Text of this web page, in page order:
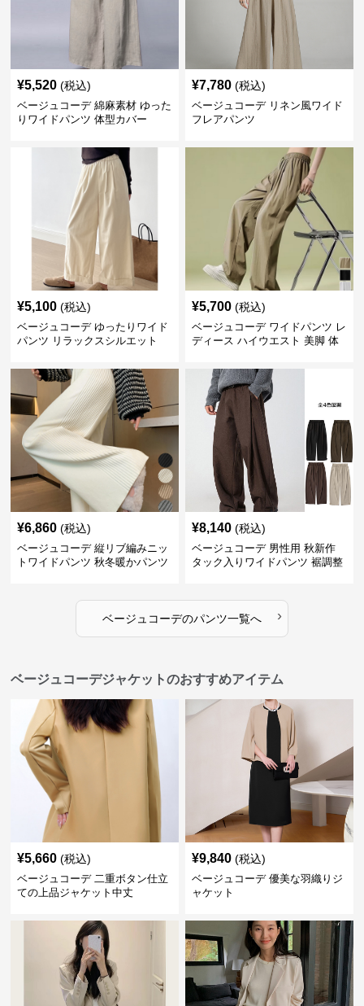
¥5,520 (税込)
ベージュコーデ 綿麻素材 ゆった
りワイドパンツ 体型カバー
¥7,780 (税込)
ベージュコーデ リネン風ワイド
フレアパンツ
¥5,100 (税込)
ベージュコーデ ゆったりワイド
パンツ リラックスシルエット
¥5,700 (税込)
ベージュコーデ ワイドパンツ レ
ディース ハイウエスト 美脚 体
¥6,860 (税込)
ベージュコーデ 縦リブ編みニッ
トワイドパンツ 秋冬暖かパンツ
¥8,140 (税込)
ベージュコーデ 男性用 秋新作
タック入りワイドパンツ 裾調整
ベージュコーデのパンツ一覧へ ›
ベージュコーデジャケットのおすすめアイテム
¥5,660 (税込)
ベージュコーデ 二重ボタン仕立
ての上品ジャケット中丈
¥9,840 (税込)
ベージュコーデ 優美な羽織りジ
ャケット